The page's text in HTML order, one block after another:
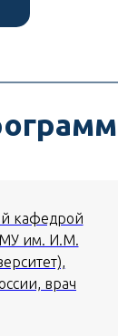
кафедрой
им. И.М.
врач